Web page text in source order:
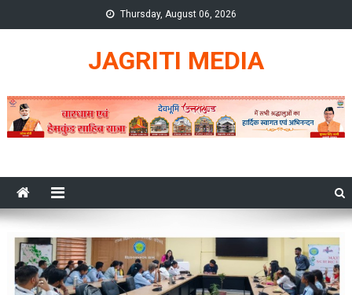
to
Thursday, August 06, 2026
JAGRITI MEDIA